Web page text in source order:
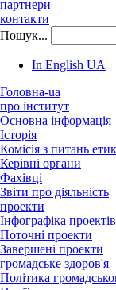
партнери
контакти
Пошук...
In English UA
Головна-ua
про інститут
Основна інформація
Історія
Комісія з питань
Керівні органи
Фахівці
Звіти про діяльність
проекти
Інфографіка проектів
Поточні проекти
Завершені проекти
громадське здоров'я
Політика